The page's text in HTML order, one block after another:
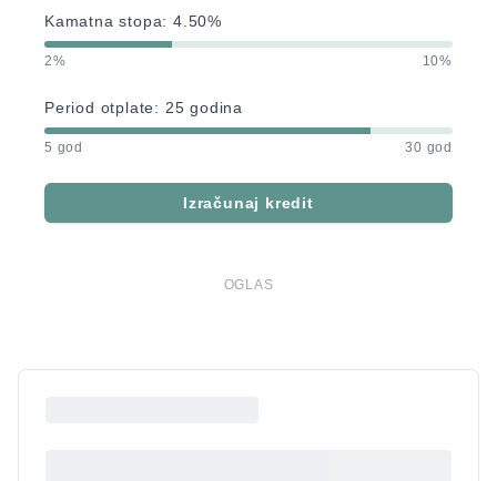
Kamatna stopa:4.50%
2% 10%
Period otplate: 25 godina
5 god 30 god
Izračunaj kredit
OGLAS